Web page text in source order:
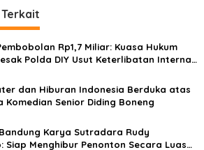
g
a
s
i
p
o
s
Rp1,7 Miliar: Kuasa Hukum
Polda DIY Usut Keterlibatan Internal
dan Hiburan Indonesia Berduka atas
Komedian Senior Diding Boneng
Karya Sutradara Rudy
Siap Menghibur Penonton Secara Luas